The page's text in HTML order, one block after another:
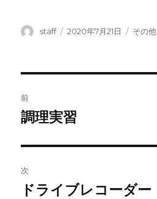
投
staff
投
2020年7月21日
カ
その他
稿
ビ
ゲ
前
前
投
稿:
調理実習
次
次
ドライブレコーダー